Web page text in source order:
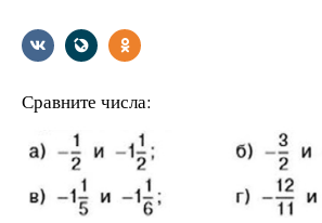
Сравните числа: